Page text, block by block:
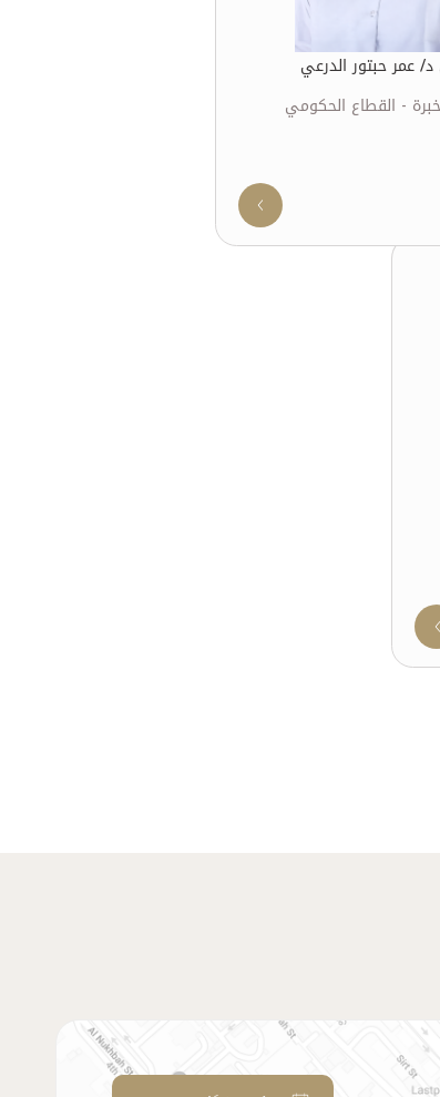
د/ عمر حبتور الدرعي
- القطاع الحكومي